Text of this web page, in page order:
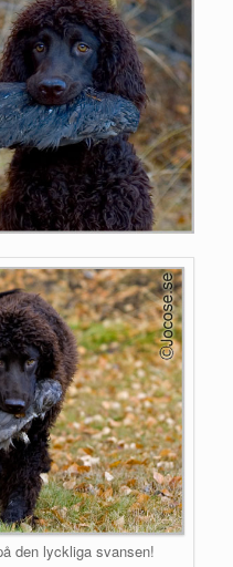
den lyckliga svansen!